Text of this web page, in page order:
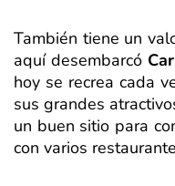
También tiene un
aquí desembarcó
hoy se recrea cada
sus grandes
un buen sitio para
con varios